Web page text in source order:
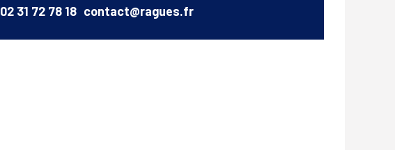
02 31 72 78 18 Email
contact@ragues.fr